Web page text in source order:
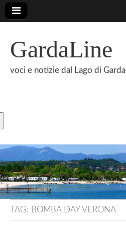
GardaLine
voci e notizie dal Lago di Garda
TAG: BOMBA DAY VERONA